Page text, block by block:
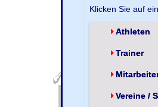
Klicken Sie auf
Athleten
Trainer
Vereine /